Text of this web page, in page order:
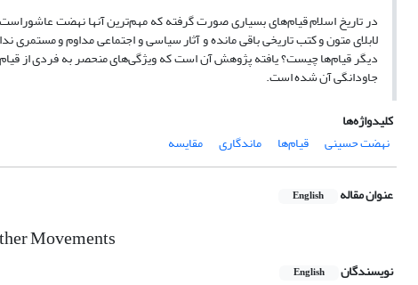
در تاریخ اسلام قیام‌های بسیاری صورت گرفته که مهم‌ترین آنها نهضت
لابلای متون و کتب تاریخی باقی مانده و آثار سیاسی و اجتماعی مداوم و
دیگر قیام‌ها چیست؟ یافته پژوهش آن است که ویژگی‌های منحصر به فردی از
جاودانگی آن شده است.
کلیدواژه‌ها
نهضت حسینی
قیام‌ها ماندگاری مقایسه
عنوان مقاله English
Movements
نویسندگان English